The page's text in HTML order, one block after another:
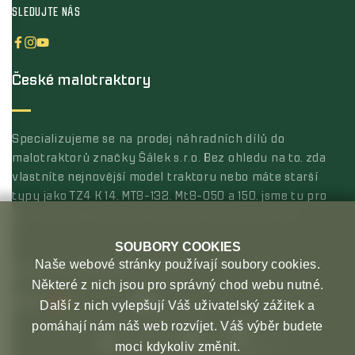
SLEDUJTE NÁS
České malotraktory
Specializujeme se na prodej náhradních dílů do
malotraktorů značky Šálek s.r.o. Bez ohledu na to, zda
vlastníte nejnovější model traktoru nebo máte starší
typy jako TZ4 K 14, MT8-132, Mt8-050 a 150, jsme tu pro
MOŽNOSTI PLATBYMOŽNOSTI DOPRAVY
SOUBORY COOKIES
Naše webové stránky používají soubory cookies.
Některé z nich jsou pro správný chod webu nutné.
Další z nich vylepšují Váš uživatelský zážitek a
pomáhají nám náš web rozvíjet. Váš výběr budete
moci kdykoliv změnit.